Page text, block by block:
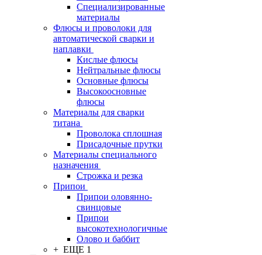
Специализированные
материалы
Флюсы и проволоки для
автоматической сварки и
наплавки
Кислые флюсы
Нейтральные флюсы
Основные флюсы
Высокоосновные
флюсы
Материалы для сварки
титана
Проволока сплошная
Присадочные прутки
Материалы специального
назначения
Строжка и резка
Припои
Припои оловянно-
свинцовые
Припои
высокотехнологичные
Олово и баббит
+ ЕЩЕ 1